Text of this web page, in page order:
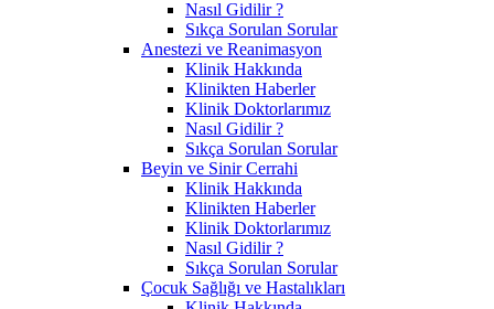
Nasıl Gidilir ?
Sıkça Sorulan Sorular
Anestezi ve Reanimasyon
Klinik Hakkında
Klinikten Haberler
Klinik Doktorlarımız
Nasıl Gidilir ?
Sıkça Sorulan Sorular
Beyin ve Sinir Cerrahi
Klinik Hakkında
Klinikten Haberler
Klinik Doktorlarımız
Nasıl Gidilir ?
Sıkça Sorulan Sorular
Çocuk Sağlığı ve Hastalıkları